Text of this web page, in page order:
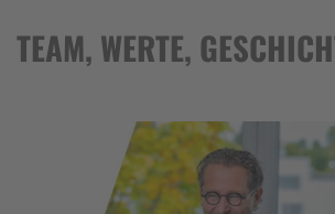
TEAM, WERTE,